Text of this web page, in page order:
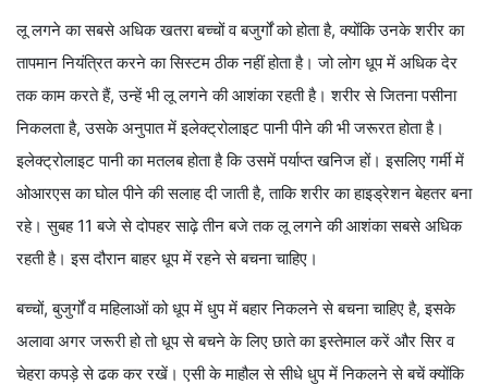
लू लगने का सबसे अधिक खतरा बच्चों व बजुर्गों को होता है, क्योंकि उनके शरीर का
तापमान नियंत्रित करने का सिस्टम ठीक नहीं होता है। जो लोग धूप में अधिक देर
तक काम करते हैं, उन्हें भी लू लगने की आशंका रहती है। शरीर से जितना पसीना
निकलता है, उसके अनुपात में इलेक्ट्रोलाइट पानी पीने की भी जरूरत होता है।
इलेक्ट्रोलाइट पानी का मतलब होता है कि उसमें पर्याप्त खनिज हों। इसलिए गर्मी में
ओआरएस का घोल पीने की सलाह दी जाती है, ताकि शरीर का हाइड्रेशन बेहतर बना
रहे। सुबह 11 बजे से दोपहर साढ़े तीन बजे तक लू लगने की आशंका सबसे अधिक
रहती है। इस दौरान बाहर धूप में रहने से बचना चाहिए।
बच्चों, बुजुर्गों व महिलाओं को धूप में धुप में बहार निकलने से बचना चाहिए है, इसके
अलावा अगर जरूरी हो तो धूप से बचने के लिए छाते का इस्तेमाल करें और सिर व
चेहरा कपड़े से ढक कर रखें। एसी के माहौल से सीधे धुप में निकलने से बचें क्योंकि